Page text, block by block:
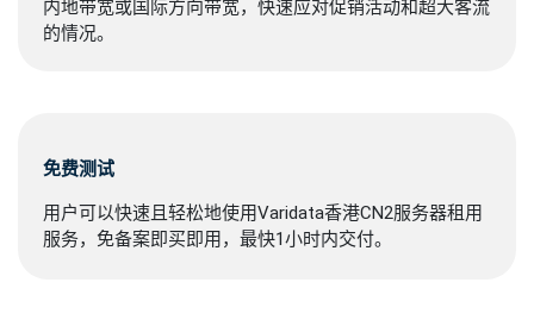
内地带宽或国际方向带宽，快速应对促销活动和超大客流
的情况。
免费测试
用户可以快速且轻松地使用Varidata香港CN2服务器租用
服务，免备案即买即用，最快1小时内交付。